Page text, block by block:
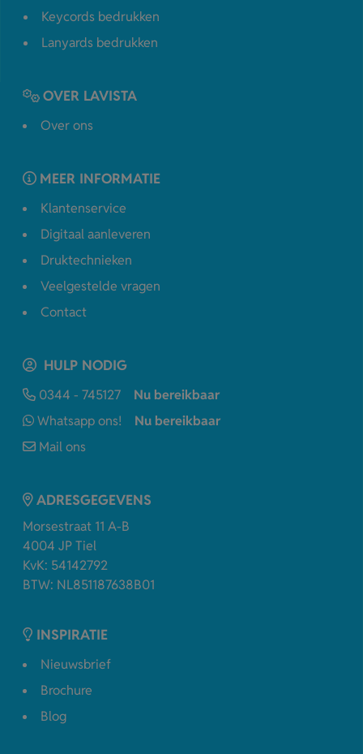
Keycords bedrukken
Lanyards bedrukken
OVER LAVISTA
Over ons
MEER INFORMATIE
Klantenservice
Digitaal aanleveren
Druktechnieken
Veelgestelde vragen
Contact
HULP NODIG
0344 - 745127
Nu bereikbaar
Whatsapp ons!
Nu bereikbaar
Mail ons
ADRESGEGEVENS
Morsestraat 11 A-B
4004 JP Tiel
KvK: 54142792
BTW: NL851187638B01
INSPIRATIE
Nieuwsbrief
Brochure
Blog